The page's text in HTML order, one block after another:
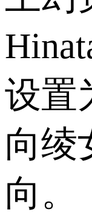
设置
向绫
向。